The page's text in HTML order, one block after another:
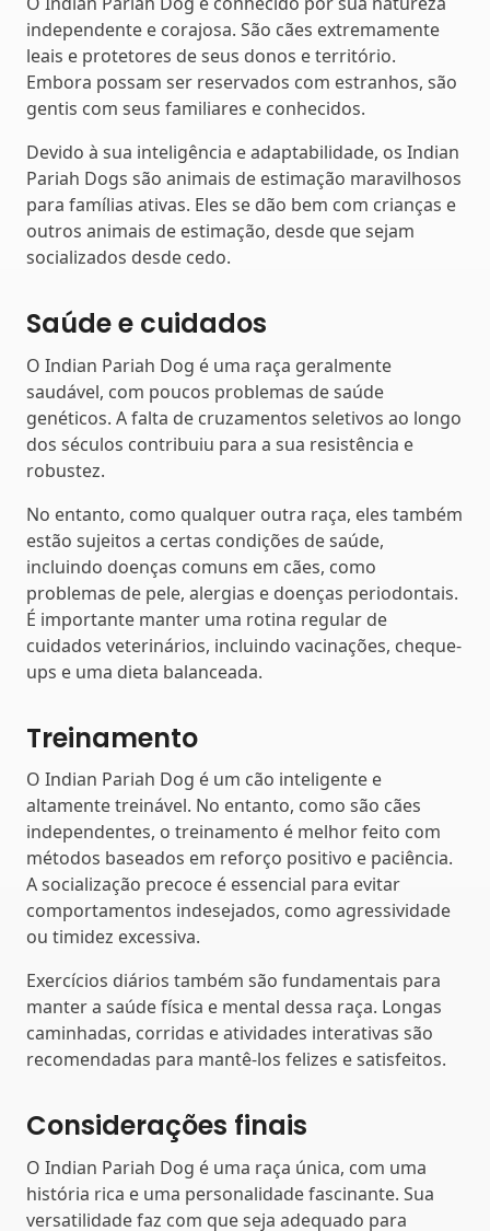
independente e corajosa. São cães extremamente
leais e protetores de seus donos e território.
Embora possam ser reservados com estranhos, são
gentis com seus familiares e conhecidos.
Devido à sua inteligência e adaptabilidade, os Indian
Pariah Dogs são animais de estimação maravilhosos
para famílias ativas. Eles se dão bem com crianças e
outros animais de estimação, desde que sejam
socializados desde cedo.
Saúde e cuidados
O Indian Pariah Dog é uma raça geralmente
saudável, com poucos problemas de saúde
genéticos. A falta de cruzamentos seletivos ao longo
dos séculos contribuiu para a sua resistência e
robustez.
No entanto, como qualquer outra raça, eles também
estão sujeitos a certas condições de saúde,
incluindo doenças comuns em cães, como
problemas de pele, alergias e doenças periodontais.
É importante manter uma rotina regular de
cuidados veterinários, incluindo vacinações, cheque-
ups e uma dieta balanceada.
Treinamento
O Indian Pariah Dog é um cão inteligente e
altamente treinável. No entanto, como são cães
independentes, o treinamento é melhor feito com
métodos baseados em reforço positivo e paciência.
A socialização precoce é essencial para evitar
comportamentos indesejados, como agressividade
ou timidez excessiva.
Exercícios diários também são fundamentais para
manter a saúde física e mental dessa raça. Longas
caminhadas, corridas e atividades interativas são
recomendadas para mantê-los felizes e satisfeitos.
Considerações finais
O Indian Pariah Dog é uma raça única, com uma
história rica e uma personalidade fascinante. Sua
versatilidade faz com que seja adequado para